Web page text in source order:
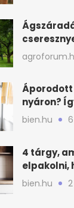
kajszin:
Áporodott
nyáron?
meg
bien.hu
4 tárgy,
elpakolni,
bien.hu